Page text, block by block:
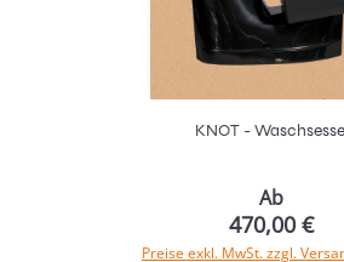
KNOT -
Ab
470,00 €
Preise exkl. MwSt. zzgl.